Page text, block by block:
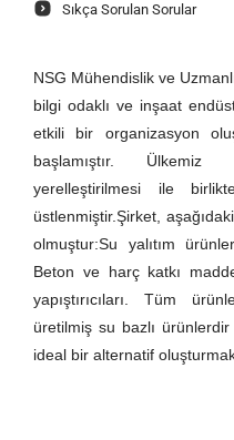
Sıkça Sorulan Sorular
NSG Mühendislik ve
bilgi odaklı ve inşaat
etkili bir organizasyon
başlamıştır.
yerelleştirilmesi ile
üstlenmiştir.Şirket,
olmuştur:Su yalıtım
Beton ve harç katkı
yapıştırıcıları. Tüm
üretilmiş su bazlı
ideal bir alternatif